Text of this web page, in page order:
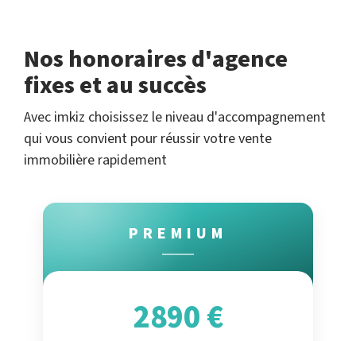
Nos honoraires d'agence
fixes et au succès
Avec imkiz choisissez le niveau d'accompagnement
qui vous convient pour réussir votre vente
immobilière rapidement
PREMIUM
2890 €